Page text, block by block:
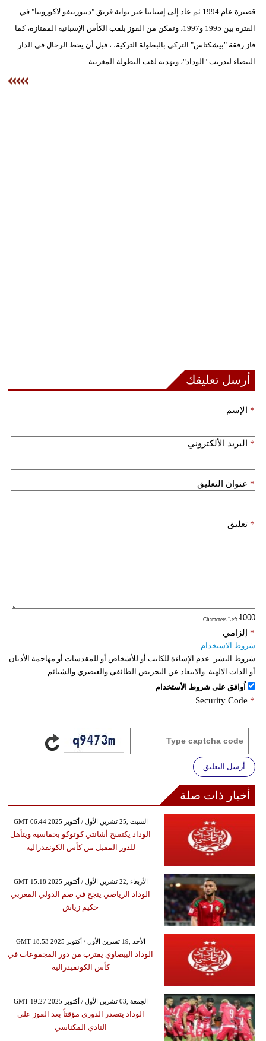
قصيرة عام 1994 ثم عاد إلى إسبانيا عبر بوابة فريق "ديبورتيفو لاكورونيا" في
الفترة بين 1995 و1997، وتمكن من الفوز بلقب الكأس الإسبانية الممتازة، كما
فاز رفقة "بيشكتاس" التركي بالبطولة التركية، ، قبل أن يحط الرحال في الدار
البيضاء لتدريب "الوداد"، ويهديه لقب البطولة المغربية.
أرسل تعليقك
الإسم *
البريد الألكتروني *
عنوان التعليق *
تعليق *
: Characters Left
إلزامي *
شروط الاستخدام
شروط النشر: عدم الإساءة للكاتب أو للأشخاص أو للمقدسات أو مهاجمة الأديان
أو الذات الالهية. والابتعاد عن التحريض الطائفي والعنصري والشتائم.
اُوافق على شروط الأستخدام
Security Code *
أرسل التعليق
أخبار ذات صلة
GMT 06:44 2025 السبت ,25 تشرين الأول / أكتوبر
الوداد يكتسح أشانتي كوتوكو بخماسية ويتأهل
للدور المقبل من كأس الكونفدرالية
GMT 15:18 2025 الأربعاء ,22 تشرين الأول / أكتوبر
الوداد الرياضي ينجح في ضم الدولي المغربي
حكيم زياش
GMT 18:53 2025 الأحد ,19 تشرين الأول / أكتوبر
الوداد البيضاوي يقترب من دور المجموعات في
كأس الكونفيدرالية
GMT 19:27 2025 الجمعة ,03 تشرين الأول / أكتوبر
الوداد يتصدر الدوري مؤقتاً بعد الفوز على
النادي المكناسي